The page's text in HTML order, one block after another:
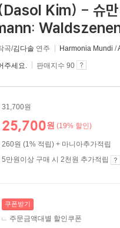
Kim) - 슈만:
곡/김다솔 연주 Harmonia Mundi /
주세요. 판매지수 90
31,700원
25,700원 (19% 할인)
260원 (1% 적립) + 마니아추가적립
5만원이상 구매 시 2천원 추가적립
쿠폰받기
주문금액대별 할인쿠폰